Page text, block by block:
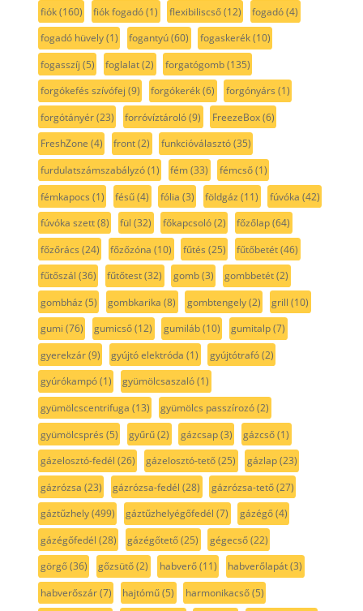
fiók(160) fiók fogadó(1) flexibiliscső(12) fogadó(4)
fogadó hüvely(1) fogantyú(60) fogaskerék(10)
fogasszíj (5) foglalat(2) forgatógomb(135)
forgókefés szívófej (9) forgókerék(6) forgónyárs (1)
forgótányér(23) forróvíztároló(9) FreezeBox(6)
FreshZone (4) front(2) funkcióválasztó(35)
furdulatszámszabályzó(1) fém(33) fémcső(1)
fémkapocs (1) fésű(4) fólia (3) földgáz (11) fúvóka (42)
fúvóka szett(8) fül (32) főkapcsoló(2) főzőlap(64)
főzőrács (24) főzőzóna (10) fűtés (25) fűtőbetét(46)
fűtőszál (36) fűtőtest(32) gomb(3) gombbetét(2)
gombház (5) gombkarika (8) gombtengely(2) grill (10)
gumi (76) gumicső(12) gumiláb(10) gumitalp(7)
gyerekzár(9) gyújtó elektróda (1) gyújtótrafó(2)
gyúrókampó(1) gyümölcsaszaló(1)
gyümölcscentrifuga (13) gyümölcs passzírozó(2)
gyümölcsprés (5) gyűrű(2) gázcsap(3) gázcső(1)
gázelosztó-fedél (26) gázelosztó-tető(25) gázlap(23)
gázrózsa (23) gázrózsa-fedél (28) gázrózsa-tető(27)
gáztűzhely(499) gáztűzhelyégőfedél (7) gázégő(4)
gázégőfedél (28) gázégőtető(25) gégecső(22)
görgő(36) gőzsütő(2) habverő(11) habverőlapát(3)
habverőszár(7) hajtómű(5) harmonikacső(5)